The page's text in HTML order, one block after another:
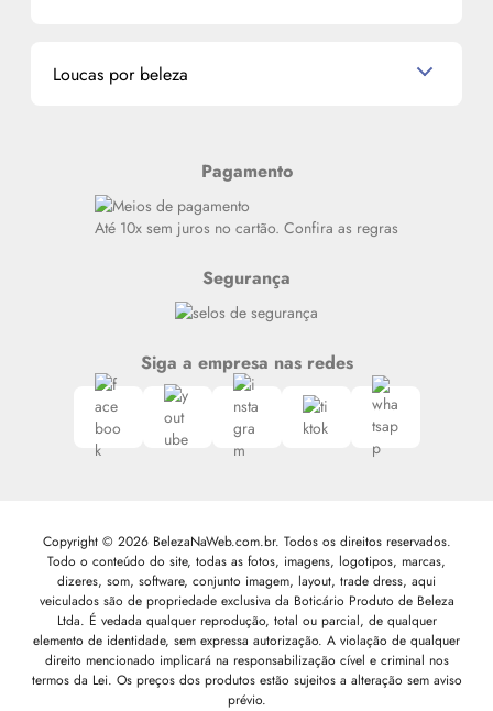
La Vie Est Belle Lancôme
Miniaturas de Produtos de Cabelo
Meus endereços
Loucas por beleza
Siga nosso canal no Whatsapp
Pagamento
Até 10x sem juros no cartão. Confira as regras
Segurança
Siga a empresa nas redes
Copyright © 2026 BelezaNaWeb.com.br. Todos os direitos reservados.
Todo o conteúdo do site, todas as fotos, imagens, logotipos, marcas,
dizeres, som, software, conjunto imagem, layout, trade dress, aqui
veiculados são de propriedade exclusiva da Boticário Produto de Beleza
Ltda. É vedada qualquer reprodução, total ou parcial, de qualquer
elemento de identidade, sem expressa autorização. A violação de qualquer
direito mencionado implicará na responsabilização cível e criminal nos
termos da Lei. Os preços dos produtos estão sujeitos a alteração sem aviso
prévio.